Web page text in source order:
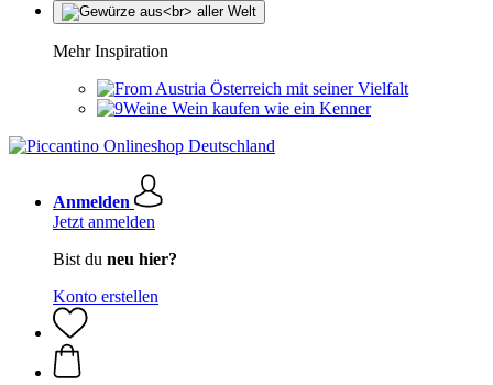
Mehr Inspiration
Österreich mit seiner Vielfalt
Wein kaufen wie ein Kenner
Anmelden
Jetzt anmelden
Bist du neu hier?
Konto erstellen